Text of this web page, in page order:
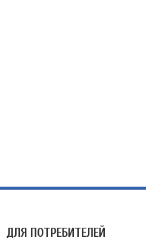
ДЛЯ ПОТРЕБИТЕЛЕЙ